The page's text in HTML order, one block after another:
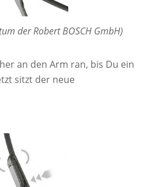
der Robert BOSCH GmbH)
an den Arm ran, bis Du ein
sitzt der neue